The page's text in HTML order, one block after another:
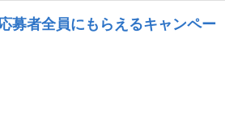
募者全員にもらえるキャンペー